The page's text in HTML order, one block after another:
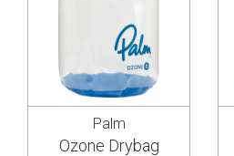
Palm
Ozone Drybag